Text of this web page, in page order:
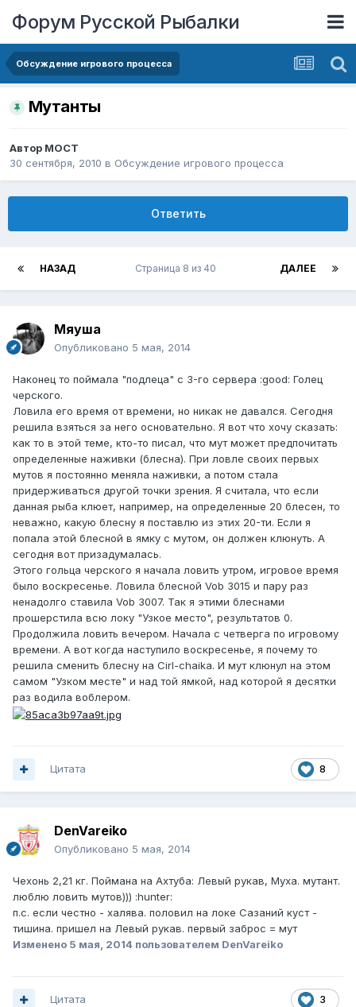
Форум Русской Рыбалки
Обсуждение игрового процесса
Мутанты
Автор MOCT
30 сентября, 2010 в Обсуждение игрового процесса
Ответить
НАЗАД ДАЛЕЕ
Страница 8 из 40
Мяуша
Опубликовано 5 мая, 2014
Наконец то поймала "подлеца" с 3-го сервера :good: Голец
черского.
Ловила его время от времени, но никак не давался. Сегодня
решила взяться за него основательно. Я вот что хочу сказать:
как то в этой теме, кто-то писал, что мут может предпочитать
определенные наживки (блесна). При ловле своих первых
мутов я постоянно меняла наживки, а потом стала
придерживаться другой точки зрения. Я считала, что если
данная рыба клюет, например, на определенные 20 блесен, то
неважно, какую блесну я поставлю из этих 20-ти. Если я
попала этой блесной в ямку с мутом, он должен клюнуть. А
сегодня вот призадумалась.
Этого гольца черского я начала ловить утром, игровое время
было воскресенье. Ловила блесной Vob 3015 и пару раз
ненадолго ставила Vob 3007. Так я этими блеснами
прошерстила всю локу "Узкое место", результатов 0.
Продолжила ловить вечером. Начала с четверга по игровому
времени. А вот когда наступило воскресенье, я почему то
решила сменить блесну на Cirl-chaika. И мут клюнул на этом
самом "Узком месте" и над той ямкой, над которой я десятки
раз водила воблером.
8
Цитата
DenVareiko
Опубликовано 5 мая, 2014
Чехонь 2,21 кг. Поймана на Ахтуба: Левый рукав, Муха. мутант.
люблю ловить мутов))) :hunter:
п.с. если честно - халява. половил на локе Сазаний куст -
тишина. пришел на Левый рукав. первый заброс = мут
Изменено 5 мая, 2014 пользователем DenVareiko
3
Цитата